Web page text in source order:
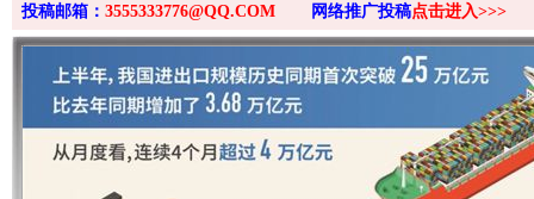
投稿邮箱： 3555333776@QQ.COM 网络推广投稿点击进入>>>